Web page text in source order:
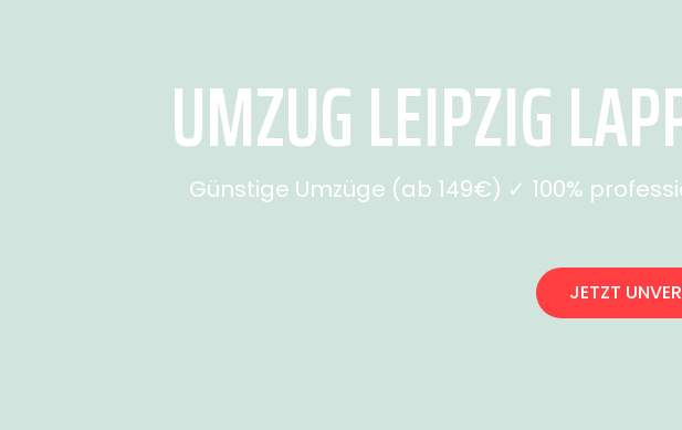
UMZUG LEIPZIG
Günstige Umzüge (ab 149€) ✓ 100%
JETZT